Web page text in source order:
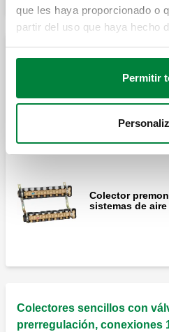
que les haya proporcionado o
partir del uso que haya hecho
Permitir
distancia entre
colectores de
Colectores premontados
pre-regulación, conexiones
Colector
Colector
sistemas de
Colectores sencillos con
prerregulación, conexiones